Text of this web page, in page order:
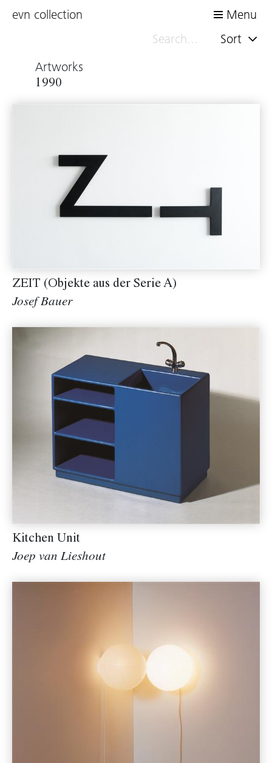
evn collection
Menu
Sort
Artworks
1990
ZEIT (Objekte aus der Serie A)
Josef Bauer
Kitchen Unit
Joep van Lieshout